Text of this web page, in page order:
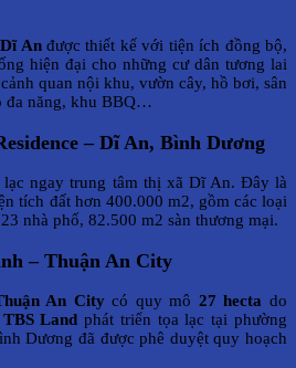
Anđược thiết kế với tiện ích đồng bộ,
hiện đại cho những cư dân tương lai
quan nội khu, vườn cây, hồ bơi, sân
đa năng, khu BBQ…
– Dĩ An, Bình Dương
lạc ngay trung tâm thị xã Dĩ An. Đây là
tích đất hơn 400.000 m2, gồm các loại
nhà phố, 82.500 m2 sàn thương mại.
– Thuận An City
An Citycó quy mô 27 hecta do
Land phát triển tọa lạc tại phường
Dương đã được phê duyệt quy hoạch